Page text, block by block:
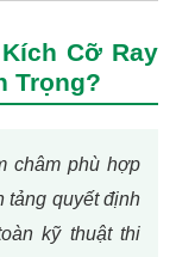
Cỡ Ray
Trọng?
châm phù hợp
tảng quyết định
kỹ thuật thi